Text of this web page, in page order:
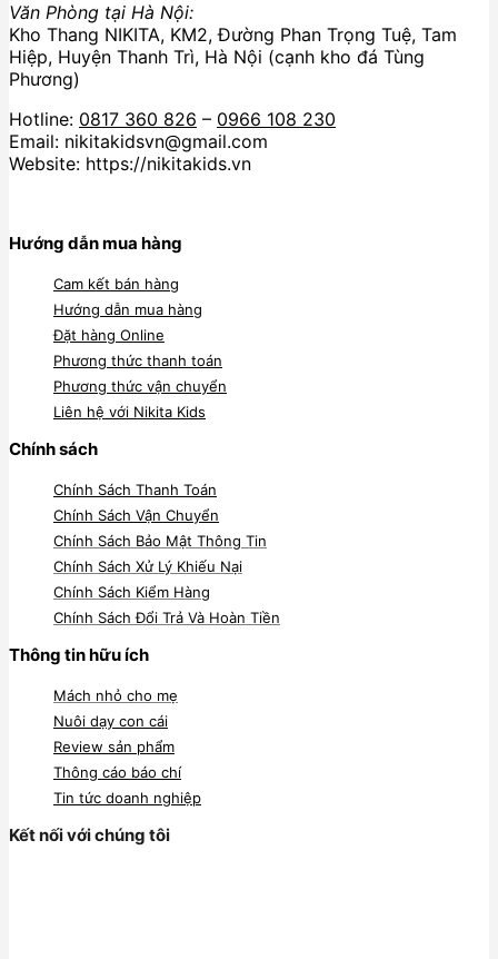
Văn Phòng tại Hà Nội:
Kho Thang NIKITA, KM2, Đường Phan Trọng Tuệ, Tam
Hiệp, Huyện Thanh Trì, Hà Nội (cạnh kho đá Tùng
Phương)
Hotline: 0817 360 826 – 0966 108 230
Email: nikitakidsvn@gmail.com
Website: https://nikitakids.vn
Hướng dẫn mua hàng
Cam kết bán hàng
Hướng dẫn mua hàng
Đặt hàng Online
Phương thức thanh toán
Phương thức vận chuyển
Liên hệ với Nikita Kids
Chính sách
Chính Sách Thanh Toán
Chính Sách Vận Chuyển
Chính Sách Bảo Mật Thông Tin
Chính Sách Xử Lý Khiếu Nại
Chính Sách Kiểm Hàng
Chính Sách Đổi Trả Và Hoàn Tiền
Thông tin hữu ích
Mách nhỏ cho mẹ
Nuôi dạy con cái
Review sản phẩm
Thông cáo báo chí
Tin tức doanh nghiệp
Kết nối với chúng tôi